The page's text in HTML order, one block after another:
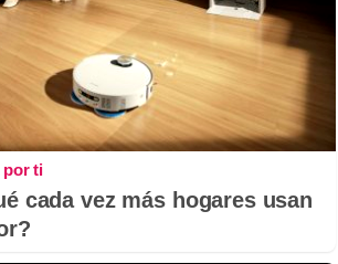
por ti
cada vez más hogares usan